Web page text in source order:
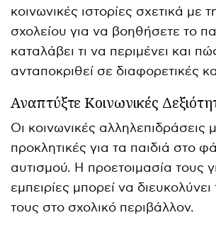
κοινωνικές ιστορίες σχετικά με
σχολείου για να βοηθήσετε το
καταλάβει τι να περιμένει και
ανταποκριθεί σε διαφορετικές
Αναπτύξτε Κοινωνικές
Οι κοινωνικές αλληλεπιδράσεις
προκλητικές για τα παιδιά στο
αυτισμού. Η προετοιμασία τους
εμπειρίες μπορεί να
τους στο σχολικό περιβάλλον.